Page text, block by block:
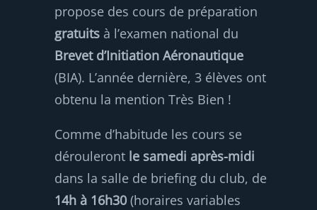
propose des cours de préparation
gratuitsà l’examen national du
Brevet d’Initiation Aéronautique
(BIA). L’année dernière, 3 élèves ont
obtenu la mention Très Bien !
Comme d’habitude les cours se
dérouleront le samedi après-midi
dans la salle de briefing du club, de
14h à 16h30(horaires variables